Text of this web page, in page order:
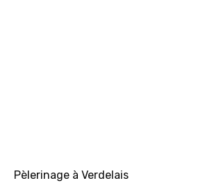
Pèlerinage à Verdelais